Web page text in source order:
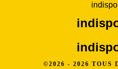
©2026 - 2026 TOUS